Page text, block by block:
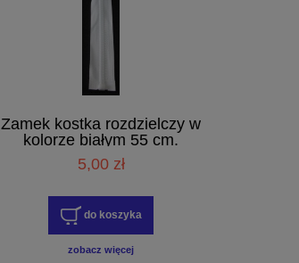
Zamek kostka rozdzielczy w
kolorze białym 55 cm.
5,00 zł
do koszyka
zobacz więcej